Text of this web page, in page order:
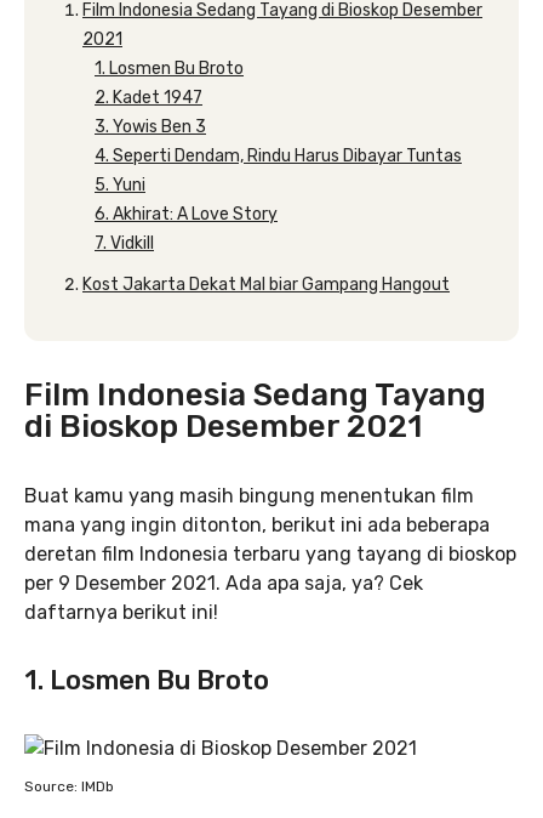
Film Indonesia Sedang Tayang di Bioskop Desember
2021
1. Losmen Bu Broto
2. Kadet 1947
3. Yowis Ben 3
4. Seperti Dendam, Rindu Harus Dibayar Tuntas
5. Yuni
6. Akhirat: A Love Story
7. Vidkill
Kost Jakarta Dekat Mal biar Gampang Hangout
Film Indonesia Sedang Tayang
di Bioskop Desember 2021
Buat kamu yang masih bingung menentukan film
mana yang ingin ditonton, berikut ini ada beberapa
deretan film Indonesia terbaru yang tayang di bioskop
per 9 Desember 2021. Ada apa saja, ya? Cek
daftarnya berikut ini!
1. Losmen Bu Broto
Source: IMDb